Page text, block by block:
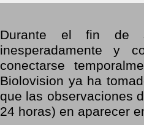
Durante el fin de
inesperadamente y
conectarse
Biolovision ya ha
que las observaciones
24 horas) en aparecer